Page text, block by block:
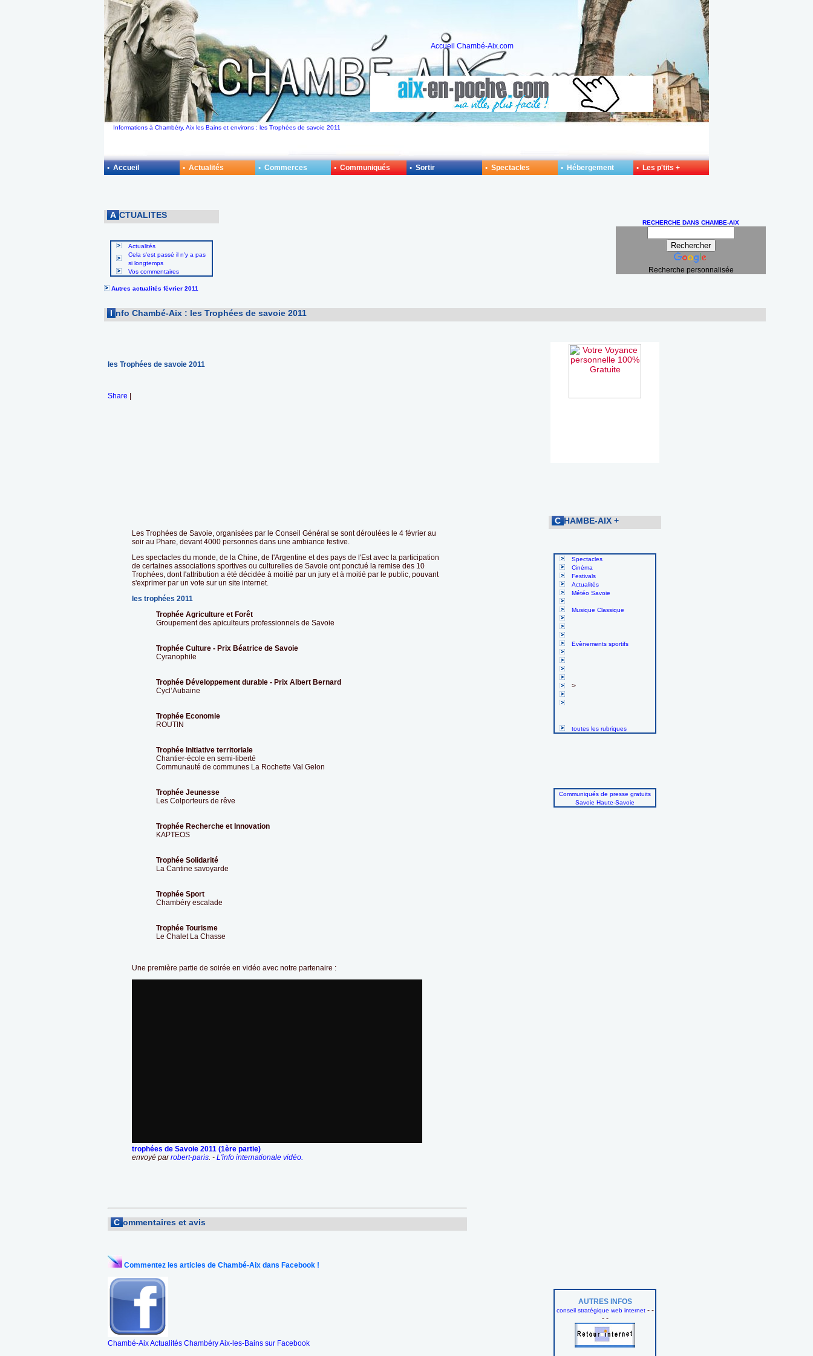
Informations à Chambéry, Aix les Bains et environs : les Trophées de savoie 2011
Accueil Chambé-Aix.com
A CTUALITES
Actualités
Cela s'est passé il n'y a pas
si longtemps
Vos commentaires
Autres actualités février 2011
RECHERCHE DANS CHAMBE-AIX
Recherche personnalisée
I nfo Chambé-Aix : les Trophées de savoie 2011
les Trophées de savoie 2011
Share
Les Trophées de Savoie, organisées par le Conseil Général se sont déroulées le 4 février au
soir au Phare, devant 4000 personnes dans une ambiance festive.
Les spectacles du monde, de la Chine, de l'Argentine et des pays de l'Est avec la participation
de certaines associations sportives ou culturelles de Savoie ont ponctué la remise des 10
Trophées, dont l'attribution a été décidée à moitié par un jury et à moitié par le public, pouvant
s'exprimer par un vote sur un site internet.
les trophées 2011
Trophée Agriculture et Forêt
Groupement des apiculteurs professionnels de Savoie
Trophée Culture - Prix Béatrice de Savoie
Cyranophile
Trophée Développement durable - Prix Albert Bernard
Cycl’Aubaine
Trophée Economie
ROUTIN
Trophée Initiative territoriale
Chantier-école en semi-liberté
Communauté de communes La Rochette Val Gelon
Trophée Jeunesse
Les Colporteurs de rêve
Trophée Recherche et Innovation
KAPTEOS
Trophée Solidarité
La Cantine savoyarde
Trophée Sport
Chambéry escalade
Trophée Tourisme
Le Chalet La Chasse
Une première partie de soirée en vidéo avec notre partenaire :
trophées de Savoie 2011 (1ère partie)
envoyé parrobert-paris. - L'info internationale vidéo.
C ommentaires et avis
Commentez les articles de Chambé-Aix dans Facebook !
Chambé-Aix Actualités Chambéry Aix-les-Bains sur Facebook
C HAMBE-AIX +
Spectacles
Cinéma
Festivals
Actualités
Météo Savoie
Musique Classique
Evènements sportifs
>
toutes les rubriques
Communiqués de presse gratuits
Savoie Haute-Savoie
AUTRES INFOS
conseil stratégique web internet- -
- -
• Accueil • Actualités • Commerces • Communiqués • Sortir • Spectacles • Hébergement • Les p'tits +